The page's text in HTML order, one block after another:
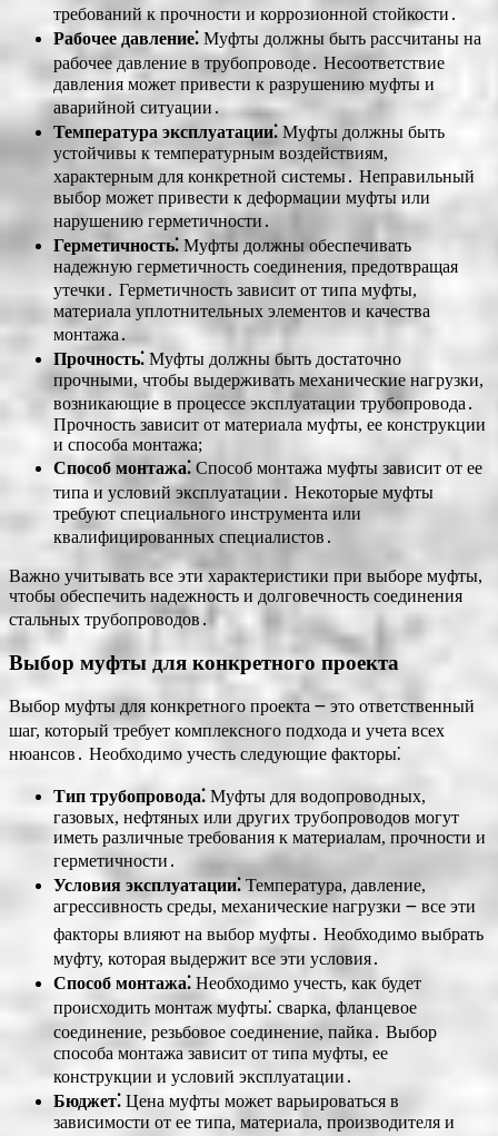
требований к прочности и коррозионной стойкости․
Рабочее давление⁚ Муфты должны быть рассчитаны на
рабочее давление в трубопроводе․ Несоответствие
давления может привести к разрушению муфты и
аварийной ситуации․
Температура эксплуатации⁚ Муфты должны быть
устойчивы к температурным воздействиям,
характерным для конкретной системы․ Неправильный
выбор может привести к деформации муфты или
нарушению герметичности․
Герметичность⁚ Муфты должны обеспечивать
надежную герметичность соединения, предотвращая
утечки․ Герметичность зависит от типа муфты,
материала уплотнительных элементов и качества
монтажа․
Прочность⁚ Муфты должны быть достаточно
прочными, чтобы выдерживать механические нагрузки,
возникающие в процессе эксплуатации трубопровода․
Прочность зависит от материала муфты, ее конструкции
и способа монтажа;
Способ монтажа⁚ Способ монтажа муфты зависит от ее
типа и условий эксплуатации․ Некоторые муфты
требуют специального инструмента или
квалифицированных специалистов․
Важно учитывать все эти характеристики при выборе муфты,
чтобы обеспечить надежность и долговечность соединения
стальных трубопроводов․
Выбор муфты для конкретного проекта
Выбор муфты для конкретного проекта ౼ это ответственный
шаг, который требует комплексного подхода и учета всех
нюансов․ Необходимо учесть следующие факторы⁚
Тип трубопровода⁚ Муфты для водопроводных,
газовых, нефтяных или других трубопроводов могут
иметь различные требования к материалам, прочности и
герметичности․
Условия эксплуатации⁚ Температура, давление,
агрессивность среды, механические нагрузки ౼ все эти
факторы влияют на выбор муфты․ Необходимо выбрать
муфту, которая выдержит все эти условия․
Способ монтажа⁚ Необходимо учесть, как будет
происходить монтаж муфты⁚ сварка, фланцевое
соединение, резьбовое соединение, пайка․ Выбор
способа монтажа зависит от типа муфты, ее
конструкции и условий эксплуатации․
Бюджет⁚ Цена муфты может варьироваться в
зависимости от ее типа, материала, производителя и